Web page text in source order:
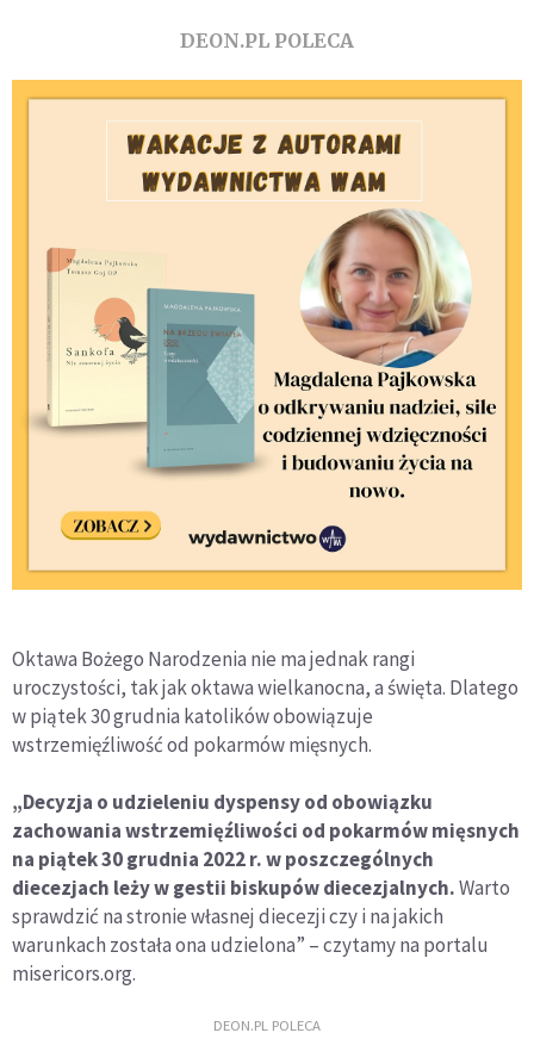
DEON.PL POLECA
Oktawa Bożego Narodzenia nie ma jednak rangi
uroczystości, tak jak oktawa wielkanocna, a święta. Dlatego
w piątek 30 grudnia katolików obowiązuje
wstrzemięźliwość od pokarmów mięsnych.
„Decyzja o udzieleniu dyspensy od obowiązku
zachowania wstrzemięźliwości od pokarmów mięsnych
na piątek 30 grudnia 2022 r. w poszczególnych
diecezjach leży w gestii biskupów diecezjalnych.Warto
sprawdzić na stronie własnej diecezji czy i na jakich
warunkach została ona udzielona” – czytamy na portalu
misericors.org.
DEON.PL POLECA